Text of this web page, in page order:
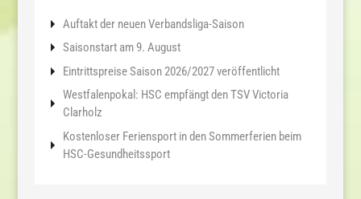
Auftakt der neuen Verbandsliga-Saison
Saisonstart am 9. August
Eintrittspreise Saison 2026/2027 veröffentlicht
Westfalenpokal: HSC empfängt den TSV Victoria
Clarholz
Kostenloser Feriensport in den Sommerferien beim
HSC-Gesundheitssport